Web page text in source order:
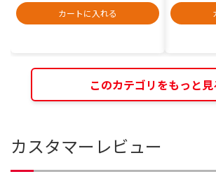
カートに入れる
このカテゴリをもっと見
カスタマーレビュー